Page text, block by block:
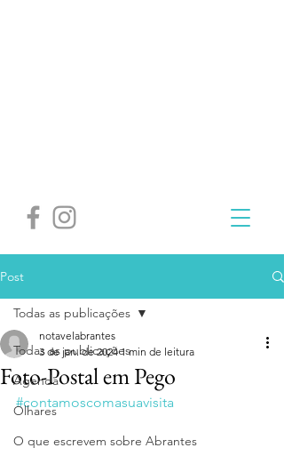
Post
Todas as publicações
Agenda
Olhares
O que escrevem sobre Abrantes
Todas as publicações
Foto-Postal em Pego
notavelabrantes
3 de jan. de 2024 1 min de leitura
#contamoscomasuavisita